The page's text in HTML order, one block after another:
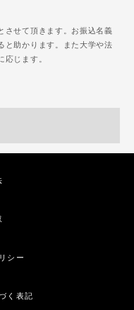
させて頂きます。お振込名義
と助かります。また大学や法
応じます。
シー
く表記